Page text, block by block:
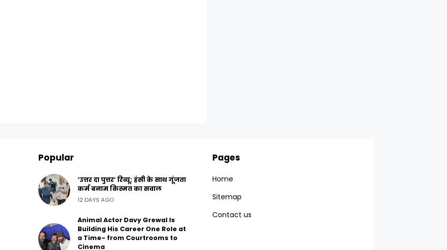
Popular
‘उत्तर दा पुत्तर’ रिव्यू: हंसी के साथ गूंजता
कर्म बनाम किस्मत का सवाल
12 DAYS AGO
Animal Actor Davy Grewal Is
Building His Career One Role at
a Time- from Courtrooms to
Cinema
Pages
Home
Sitemap
Contact us